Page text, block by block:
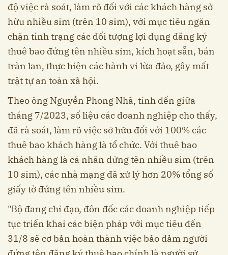
độ việc rà soát, làm rõ đối với các khách hàng sở
hữu nhiều sim (trên 10 sim), với mục tiêu ngăn
chặn tình trạng các đối tượng lợi dụng đăng ký
thuê bao đứng tên nhiều sim, kích hoạt sẵn, bán
tràn lan, thực hiện các hành vi lừa đảo, gây mất
trật tự an toàn xã hội.
Theo ông Nguyễn Phong Nhã, tính đến giữa
tháng 7/2023, số liệu các doanh nghiệp cho thấy,
đã rà soát, làm rõ việc sở hữu đối với 100% các
thuê bao khách hàng là tổ chức. Với thuê bao
khách hàng là cá nhân đứng tên nhiều sim (trên
10 sim), các nhà mạng đã xử lý hơn 20% tổng số
giấy tờ đứng tên nhiều sim.
"Bộ đang chỉ đạo, đôn đốc các doanh nghiệp tiếp
tục triển khai các biện pháp với mục tiêu đến
31/8 sẽ cơ bản hoàn thành việc bảo đảm người